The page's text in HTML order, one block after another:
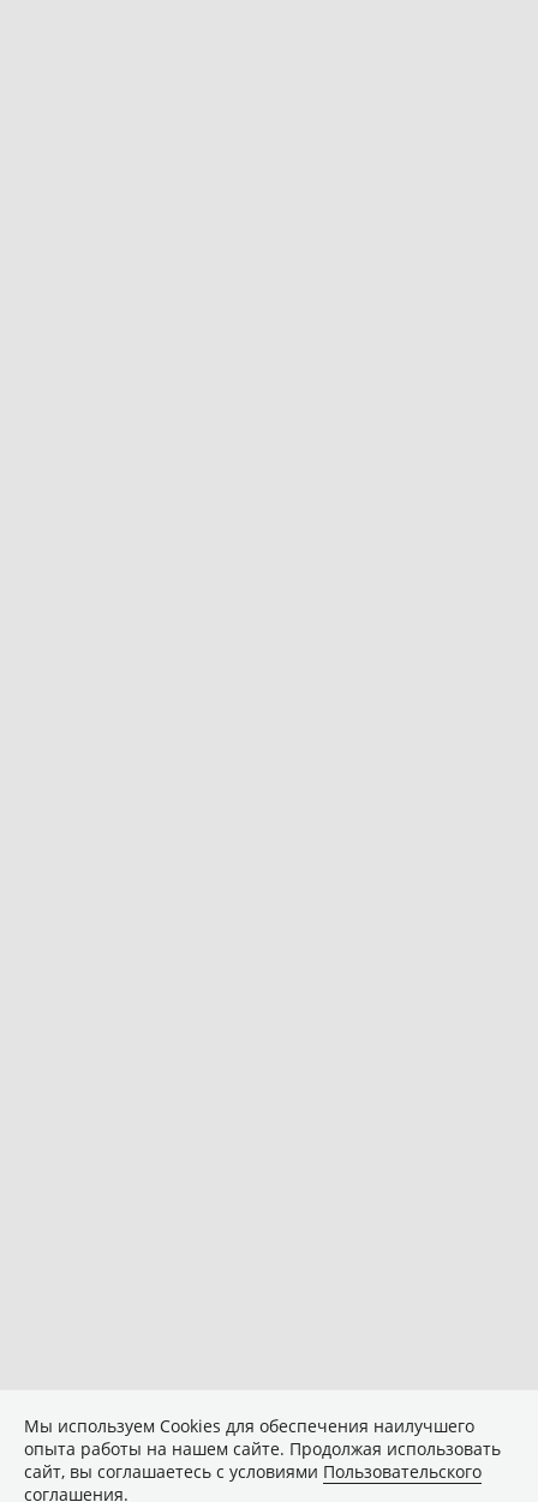
Мы используем Сookies для обеспечения наилучшего
опыта работы на нашем сайте. Продолжая использовать
сайт, вы соглашаетесь с условиями Пользовательского
соглашения.